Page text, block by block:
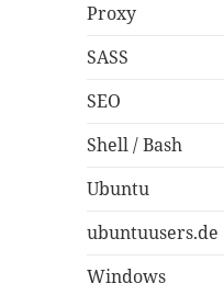
Proxy
SASS
SEO
Shell / Bash
Ubuntu
ubuntuusers.de
Windows